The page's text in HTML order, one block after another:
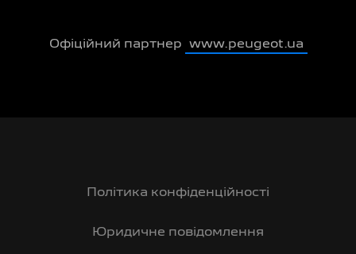
Офіційний партнер www.peugeot.ua
Політика конфіденційності
Юридичне повідомлення